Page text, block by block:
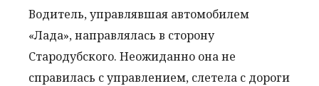
Водитель, управлявшая автомобилем
«Лада», направлялась в сторону
Стародубского. Неожиданно она не
справилась с управлением, слетела с дороги